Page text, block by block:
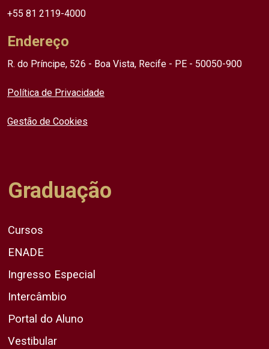
+55 81 2119-4000
Endereço
R. do Príncipe, 526 - Boa Vista, Recife - PE - 50050-900
Política de Privacidade
Gestão de Cookies
Graduação
Cursos
ENADE
Ingresso Especial
Intercâmbio
Portal do Aluno
Vestibular